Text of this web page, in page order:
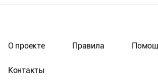
О проекте Правила
Контакты